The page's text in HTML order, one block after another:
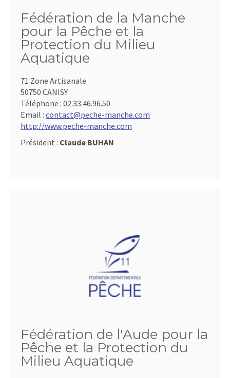
Fédération de la Manche
pour la Pêche et la
Protection du Milieu
Aquatique
71 Zone Artisanale
50750 CANISY
Téléphone : 02.33.46.96.50
Email : contact@peche-manche.com
http://www.peche-manche.com
Président : Claude BUHAN
Fédération de l'Aude pour la
Pêche et la Protection du
Milieu Aquatique